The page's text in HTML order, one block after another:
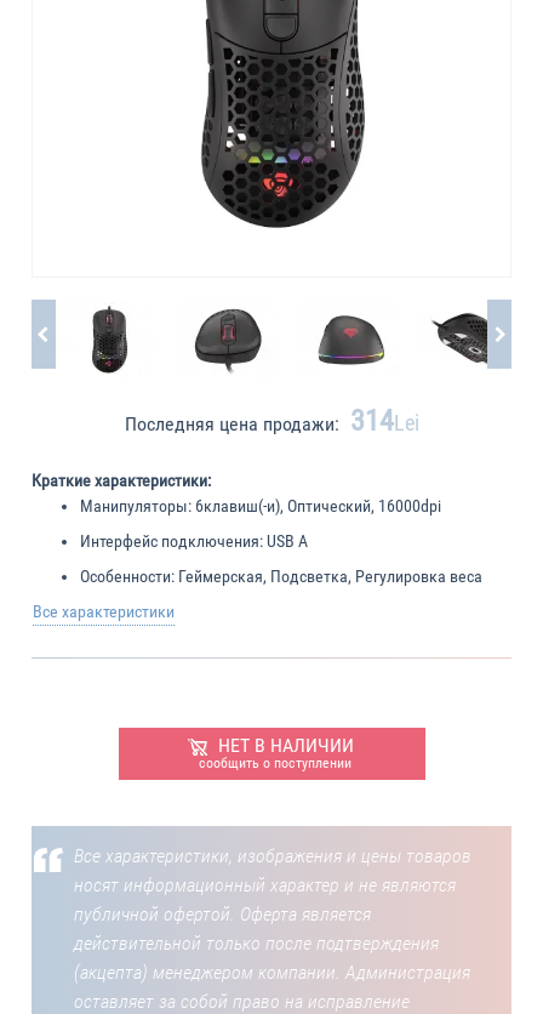
Последняя цена продажи: 314Lei
Краткие характеристики:
Манипуляторы: 6клавиш(-и), Оптический, 16000dpi
Интерфейс подключения: USB A
Особенности: Геймерская, Подсветка, Регулировка веса
Все характеристики
НЕТ В НАЛИЧИИ
сообщить о поступлении
Все характеристики, изображения и цены товаров
носят информационный характер и не являются
публичной офертой. Оферта является
действительной только после подтверждения
(акцепта) менеджером компании. Администрация
оставляет за собой право на исправление